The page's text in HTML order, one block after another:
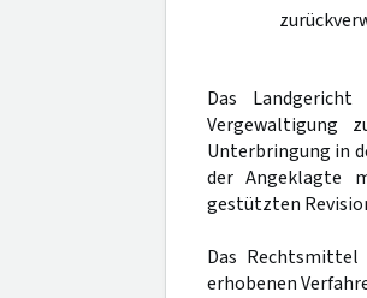
Das
Vergewaltigung
Unterbringung in
der Angeklagte
gestützten
Das
erhobenen